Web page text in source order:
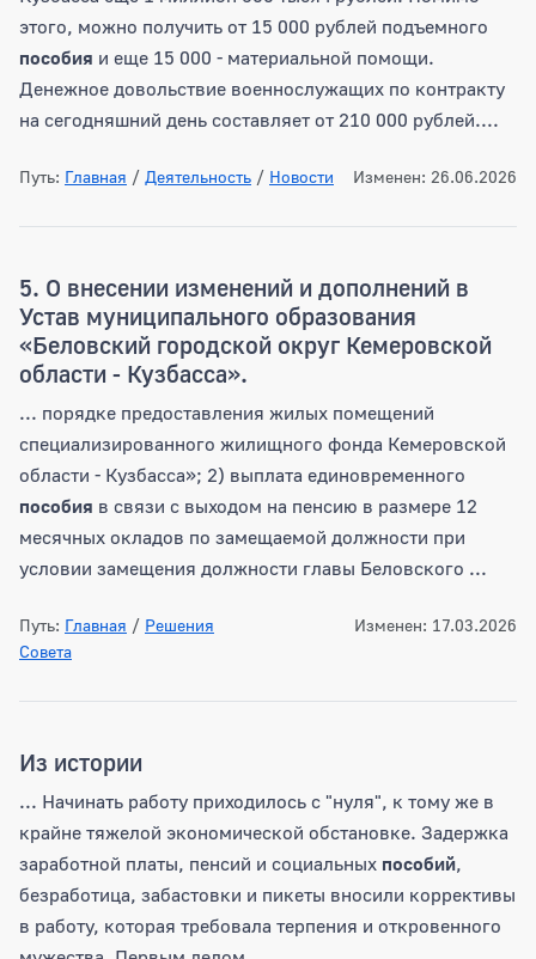
этого, можно получить от 15 000 рублей подъемного
пособия и еще 15 000 - материальной помощи.
Денежное довольствие военнослужащих по контракту
на сегодняшний день составляет от 210 000 рублей....
Путь: Главная / Деятельность / Новости Изменен: 26.06.2026
5. О внесении изменений и дополнений в
Устав муниципального образования
«Беловский городской округ Кемеровской
области - Кузбасса».
... порядке предоставления жилых помещений
специализированного жилищного фонда Кемеровской
области - Кузбасса»; 2) выплата единовременного
пособия в связи с выходом на пенсию в размере 12
месячных окладов по замещаемой должности при
условии замещения должности главы Беловского ...
Путь: Главная / Решения
Совета
Изменен: 17.03.2026
Из истории
... Начинать работу приходилось с "нуля", к тому же в
крайне тяжелой экономической обстановке. Задержка
заработной платы, пенсий и социальных пособий,
безработица, забастовки и пикеты вносили коррективы
в работу, которая требовала терпения и откровенного